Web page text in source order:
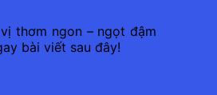
thơm ngon – ngọt đậm
bài viết sau đây!